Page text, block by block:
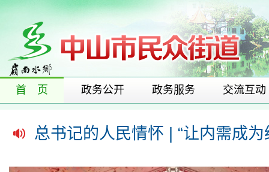
首 页 政务公开 政务服务 交流互动
总书记的人民情怀 | “让内需成